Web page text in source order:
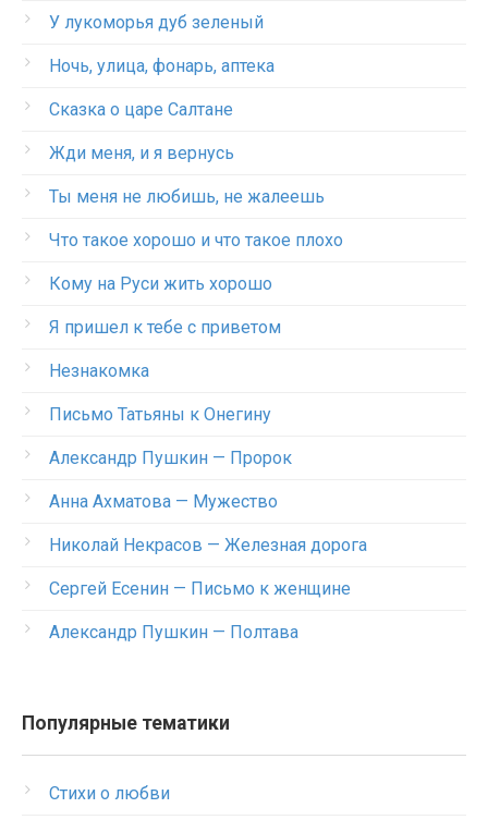
У лукоморья дуб зеленый
Ночь, улица, фонарь, аптека
Сказка о царе Салтане
Жди меня, и я вернусь
Ты меня не любишь, не жалеешь
Что такое хорошо и что такое плохо
Кому на Руси жить хорошо
Я пришел к тебе с приветом
Незнакомка
Письмо Татьяны к Онегину
Александр Пушкин — Пророк
Анна Ахматова — Мужество
Николай Некрасов — Железная дорога
Сергей Есенин — Письмо к женщине
Александр Пушкин — Полтава
Популярные тематики
Стихи о любви